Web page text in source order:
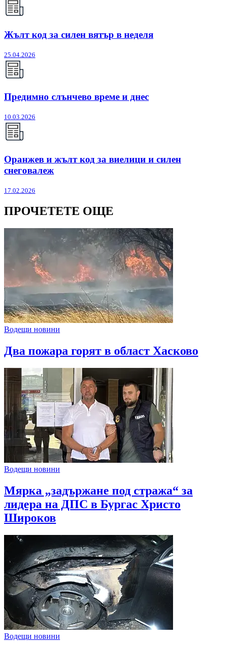
Жълт код за силен вятър в неделя
25.04.2026
Предимно слънчево време и днес
10.03.2026
Оранжев и жълт код за виелици и силен
снеговалеж
17.02.2026
ПРОЧЕТЕТЕ ОЩЕ
Водещи новини
Два пожара горят в област Хасково
Водещи новини
Мярка „задържане под стража“ за
лидера на ДПС в Бургас Христо
Широков
Водещи новини